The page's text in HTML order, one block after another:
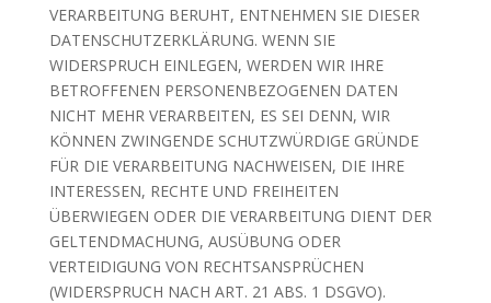
VERARBEITUNG BERUHT, ENTNEHMEN SIE DIESER
DATENSCHUTZERKLÄRUNG. WENN SIE
WIDERSPRUCH EINLEGEN, WERDEN WIR IHRE
BETROFFENEN PERSONENBEZOGENEN DATEN
NICHT MEHR VERARBEITEN, ES SEI DENN, WIR
KÖNNEN ZWINGENDE SCHUTZWÜRDIGE GRÜNDE
FÜR DIE VERARBEITUNG NACHWEISEN, DIE IHRE
INTERESSEN, RECHTE UND FREIHEITEN
ÜBERWIEGEN ODER DIE VERARBEITUNG DIENT DER
GELTENDMACHUNG, AUSÜBUNG ODER
VERTEIDIGUNG VON RECHTSANSPRÜCHEN
(WIDERSPRUCH NACH ART. 21 ABS. 1 DSGVO).